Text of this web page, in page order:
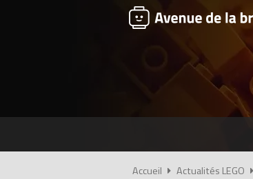
Accueil Actualités LEGO